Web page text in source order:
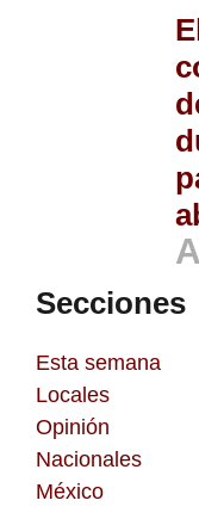
Secciones
Esta semana
Locales
Opinión
Nacionales
México